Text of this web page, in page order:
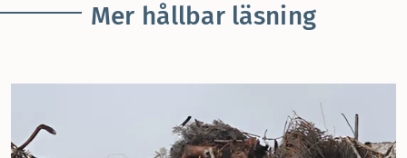
Mer hållbar läsning